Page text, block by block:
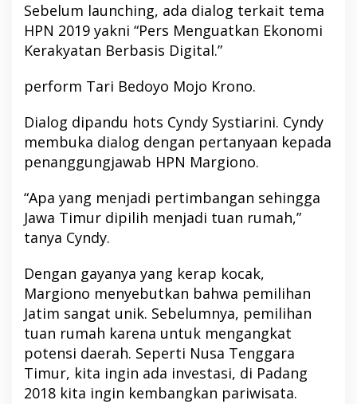
Sebelum launching, ada dialog terkait tema
HPN 2019 yakni “Pers Menguatkan Ekonomi
Kerakyatan Berbasis Digital.”
perform Tari Bedoyo Mojo Krono.
Dialog dipandu hots Cyndy Systiarini. Cyndy
membuka dialog dengan pertanyaan kepada
penanggungjawab HPN Margiono.
“Apa yang menjadi pertimbangan sehingga
Jawa Timur dipilih menjadi tuan rumah,”
tanya Cyndy.
Dengan gayanya yang kerap kocak,
Margiono menyebutkan bahwa pemilihan
Jatim sangat unik. Sebelumnya, pemilihan
tuan rumah karena untuk mengangkat
potensi daerah. Seperti Nusa Tenggara
Timur, kita ingin ada investasi, di Padang
2018 kita ingin kembangkan pariwisata.